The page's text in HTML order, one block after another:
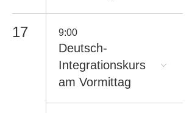
17 9:00
Deutsch-
Integrationskurs
am Vormittag